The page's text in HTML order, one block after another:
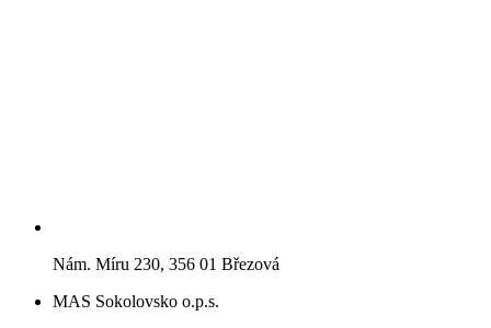
Nám. Míru 230, 356 01 Březová
MAS Sokolovsko o.p.s.